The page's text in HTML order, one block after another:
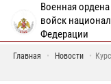
Военная
войск
Федерации
Главная Новости